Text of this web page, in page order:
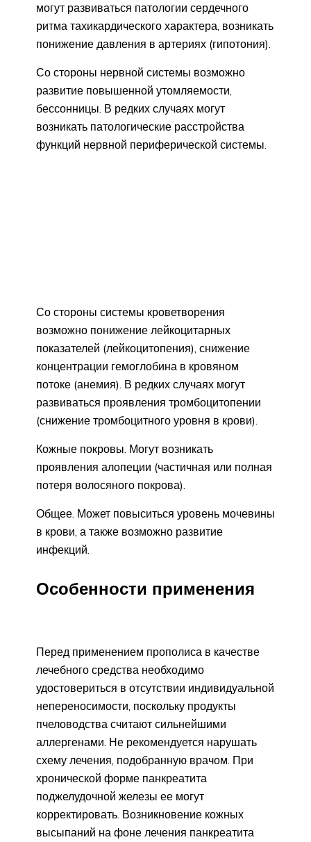
могут развиваться патологии сердечного
ритма тахикардического характера, возникать
понижение давления в артериях (гипотония).
Со стороны нервной системы возможно
развитие повышенной утомляемости,
бессонницы. В редких случаях могут
возникать патологические расстройства
функций нервной периферической системы.
Со стороны системы кроветворения
возможно понижение лейкоцитарных
показателей (лейкоцитопения), снижение
концентрации гемоглобина в кровяном
потоке (анемия). В редких случаях могут
развиваться проявления тромбоцитопении
(снижение тромбоцитного уровня в крови).
Кожные покровы. Могут возникать
проявления алопеции (частичная или полная
потеря волосяного покрова).
Общее. Может повыситься уровень мочевины
в крови, а также возможно развитие
инфекций.
Особенности применения
Перед применением прополиса в качестве
лечебного средства необходимо
удостовериться в отсутствии индивидуальной
непереносимости, поскольку продукты
пчеловодства считают сильнейшими
аллергенами. Не рекомендуется нарушать
схему лечения, подобранную врачом. При
хронической форме панкреатита
поджелудочной железы ее могут
корректировать. Возникновение кожных
высыпаний на фоне лечения панкреатита